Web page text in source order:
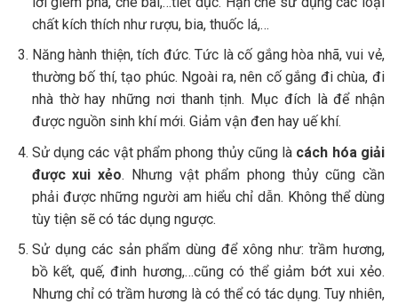
chất kích thích như rượu, bia, thuốc lá,…
Năng hành thiện, tích đức. Tức là cố gắng hòa nhã, vui vẻ,
thường bố thí, tạo phúc. Ngoài ra, nên cố gắng đi chùa, đi
nhà thờ hay những nơi thanh tịnh. Mục đích là để nhận
được nguồn sinh khí mới. Giảm vận đen hay uế khí.
Sử dụng các vật phẩm phong thủy cũng là cách hóa giải
được xui xẻo. Nhưng vật phẩm phong thủy cũng cần
phải được những người am hiểu chỉ dẫn. Không thể dùng
tùy tiện sẽ có tác dụng ngược.
Sử dụng các sản phẩm dùng để xông như: trầm hương,
bồ kết, quế, đinh hương,…cũng có thể giảm bớt xui xẻo.
Nhưng chỉ có trầm hương là có thể có tác dụng. Tuy nhiên,